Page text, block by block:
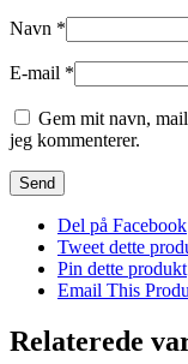
Navn *
E-mail *
Gem mit navn,
jeg kommenterer.
Del på Facebook
Tweet dette
Pin dette produkt
Email This
Relaterede